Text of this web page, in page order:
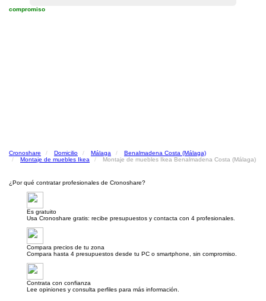
compromiso
Cronoshare Domicilio Málaga
Benalmadena Costa (Málaga)
Montaje de muebles Ikea
Montaje de muebles Ikea Benalmadena Costa (Málaga)
¿Por qué contratar profesionales de Cronoshare?
Es gratuito
Usa Cronoshare gratis: recibe presupuestos y contacta con 4 profesionales.
Compara precios de tu zona
Compara hasta 4 presupuestos desde tu PC o smartphone, sin compromiso.
Contrata con confianza
Lee opiniones y consulta perfiles para más información.